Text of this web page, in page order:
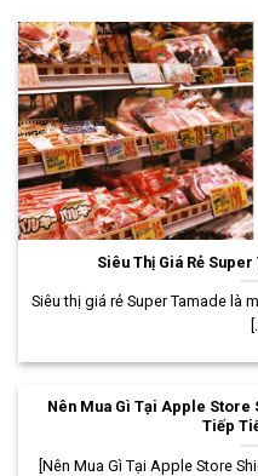
Siêu Thị Giá Rẻ Super
Siêu thị giá rẻ Super Tamade là
Nên Mua Gì Tại Apple Store
Tiếp
[Nên Mua Gì Tại Apple Store